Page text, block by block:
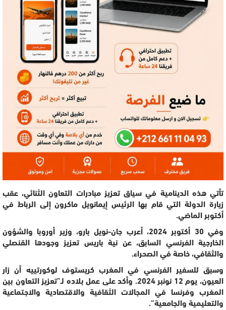
تأتي هذه الدينامية في سياق تعزيز مبادرات التعاون الثنائي، عقب
زيارة الدولة التي قام بها الرئيس إيمانويل ماكرون إلى الرباط في
أكتوبر الماضي.
وفي 30 أكتوبر 2024، أعرب جان-نويل بارو، وزير أوروبا والشؤون
الخارجية الفرنسي السابق، عن نية باريس تعزيز وجودها القنصلي
والثقافي، خاصة في الصحراء.
وسبق للسفير الفرنسي في المغرب كريستوف لوكورتييه أن زار
العيون، يوم 12 نونبر 2024. وأكد على عمل بلاده لـ”تعزيز التعاون بين
المغرب وفرنسا في المجالات الثقافية والاقتصادية والاجتماعية
والتعليمية والجامعية”.